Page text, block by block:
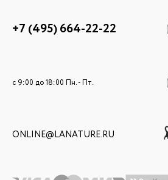
+7 (495) 664-22-22
c 9:00 до 18:00 Пн. - Пт.
ONLINE@LANATURE.RU